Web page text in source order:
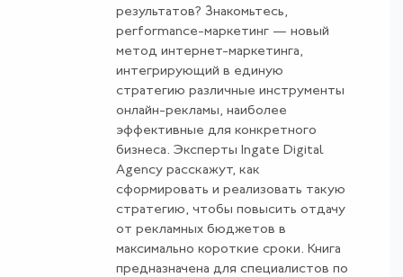
результатов? Знакомьтесь,
рerformance-маркетинг — новый
метод интернет-маркетинга,
интегрирующий в единую
стратегию различные инструменты
онлайн-рекламы, наиболее
эффективные для конкретного
бизнеса. Эксперты Ingate Digital
Agency расскажут, как
сформировать и реализовать такую
стратегию, чтобы повысить отдачу
от рекламных бюджетов в
максимально короткие сроки. Книга
предназначена для специалистов по